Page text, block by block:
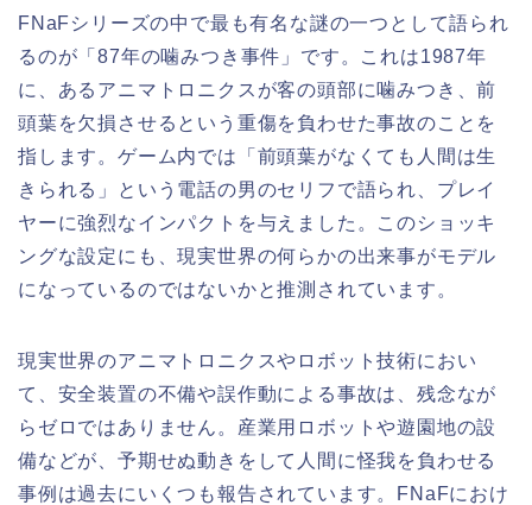
FNaFシリーズの中で最も有名な謎の一つとして語られ
るのが「87年の噛みつき事件」です。これは1987年
に、あるアニマトロニクスが客の頭部に噛みつき、前
頭葉を欠損させるという重傷を負わせた事故のことを
指します。ゲーム内では「前頭葉がなくても人間は生
きられる」という電話の男のセリフで語られ、プレイ
ヤーに強烈なインパクトを与えました。このショッキ
ングな設定にも、現実世界の何らかの出来事がモデル
になっているのではないかと推測されています。
現実世界のアニマトロニクスやロボット技術におい
て、安全装置の不備や誤作動による事故は、残念なが
らゼロではありません。産業用ロボットや遊園地の設
備などが、予期せぬ動きをして人間に怪我を負わせる
事例は過去にいくつも報告されています。FNaFにおけ